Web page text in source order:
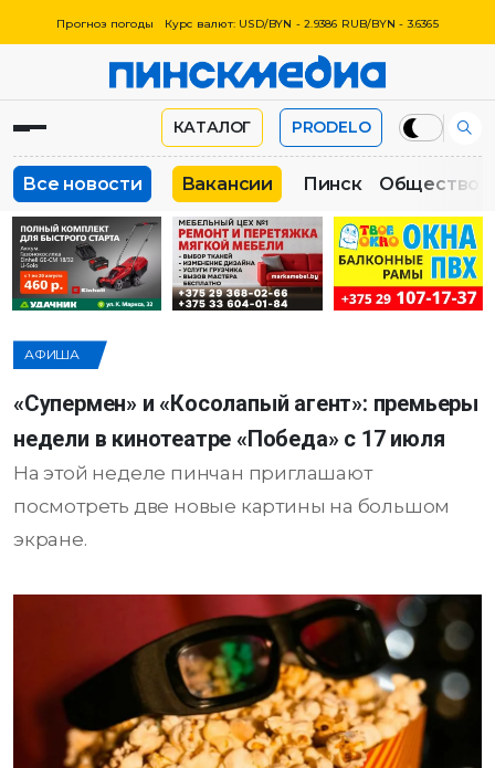
Прогноз погоды Курс валют: USD/BYN - 2.9386 RUB/BYN - 3.6365
КАТАЛОГ PRODELO
Все новости Вакансии Пинск Общество
АФИША
«Супермен» и «Косолапый агент»: премьеры
недели в кинотеатре «Победа» с 17 июля
На этой неделе пинчан приглашают
посмотреть две новые картины на большом
экране.